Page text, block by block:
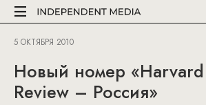
5 ОКТЯБРЯ 2010
Новый номер «Harvard
Review – Россия»